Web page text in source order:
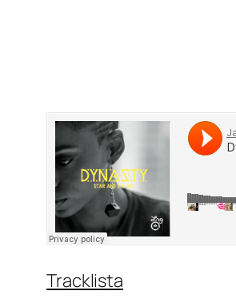
Tracklista